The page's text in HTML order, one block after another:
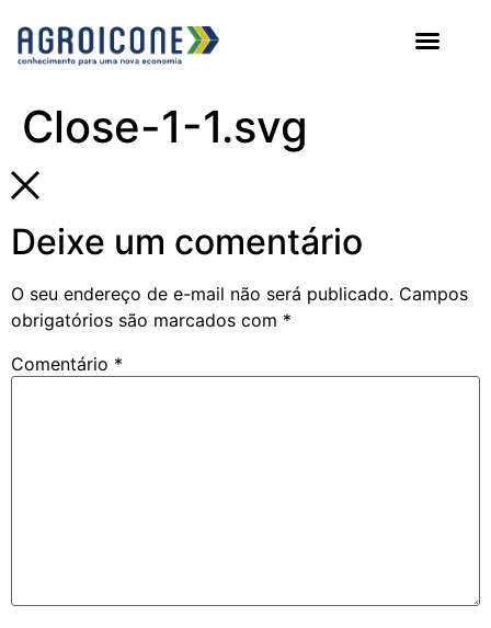
Close-1-1.svg
Deixe um comentário
O seu endereço de e-mail não será publicado. Campos
obrigatórios são marcados com *
Comentário *